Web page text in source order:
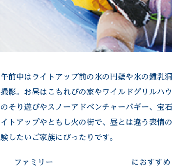
午前中はライトアップ前の氷の円壁や氷の鍾乳
撮影。お昼はこもれびの家やワイルドグリルハ
のそり遊びやスノーアドベンチャーバギー、宝
イトアップやともし火の街で、昼とは違う表情
験したいご家族にぴったりです。
におすすめ
ファミリー